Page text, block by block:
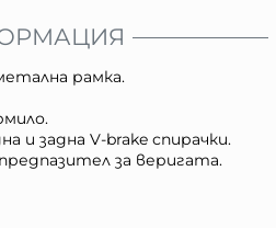
рамка.
и задна V-brake спирачки.
за веригата.